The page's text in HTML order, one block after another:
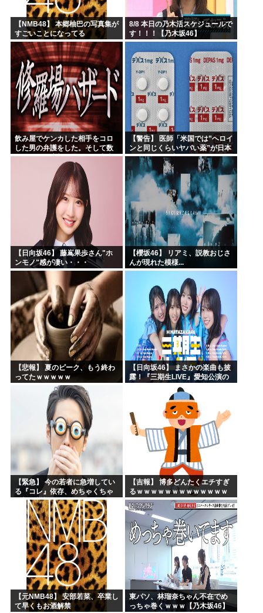
【NMB48】 本郷柚巴の写真集が
すごいことになってる
8/8 本日の乃木活スケジュールで
す！！！【乃木坂46】
飲み屋でケンカした相手をコロ
した男の弁護をした。そして数
年後、因果応報を思わせる出来
【警告】 医師「米国では”ヘロイ
ンと同じくらいヤバい薬”が日本
では平気で処方されてる」
【日向坂46】 藤嶌果歩さん"ホ
ンモノ"感が凄い・・・
【櫻坂46】 リアミ、説教おじさ
んが現れた模様...
【悲報】 夏のピーク、もう終わ
ってたｗｗｗｗｗ
【日向坂46】 まさかの楽曲も披
露！『三期生LIVE』愛知公演の
【緊急】 今の若者に急増してい
る『コレ』依存、めちゃくちゃ
深刻な模様w w w w w w w w w w
【吉報】 博多どんたくエチすぎ
るｗｗｗｗｗｗｗｗｗｗｗｗｗ
ｗｗ
【元NMB48】 安部若菜、卒業し
て早くもお酒解禁
東パソ、林瑠奈ちゃん不在でめ
っちゃ巻くｗｗｗ【乃木坂46】